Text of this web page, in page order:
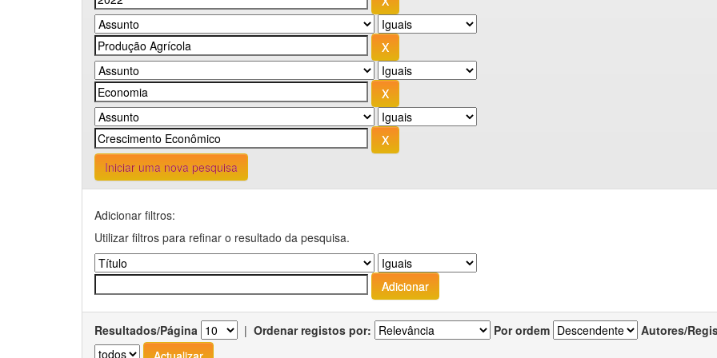
Iniciar uma nova pesquisa
Adicionar filtros:
Utilizar filtros para refinar o resultado da pesquisa.
Resultados/Página | Ordenar registos por: Por ordem Autores/